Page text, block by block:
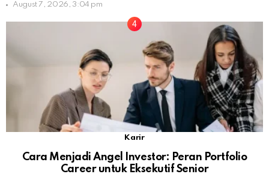
August 7, 2026, 3:04 pm
Karir
Cara Menjadi Angel Investor: Peran Portfolio
Career untuk Eksekutif Senior